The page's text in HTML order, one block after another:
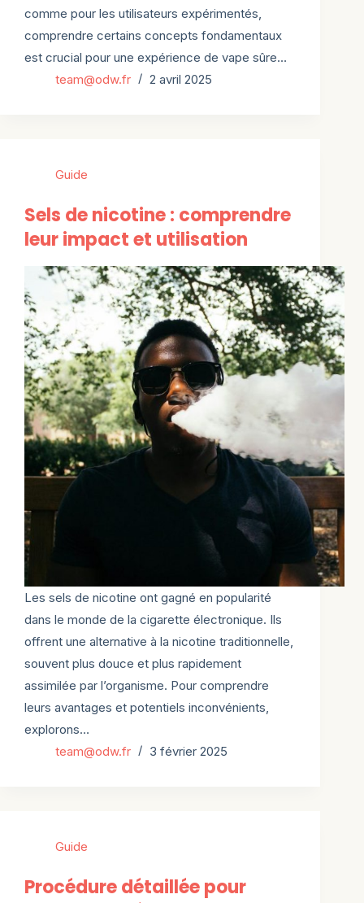
comme pour les utilisateurs expérimentés,
comprendre certains concepts fondamentaux
est crucial pour une expérience de vape sûre…
team@odw.fr
2 avril 2025
Guide
Sels de nicotine : comprendre
leur impact et utilisation
Les sels de nicotine ont gagné en popularité
dans le monde de la cigarette électronique. Ils
offrent une alternative à la nicotine traditionnelle,
souvent plus douce et plus rapidement
assimilée par l’organisme. Pour comprendre
leurs avantages et potentiels inconvénients,
explorons…
team@odw.fr
3 février 2025
Guide
Procédure détaillée pour